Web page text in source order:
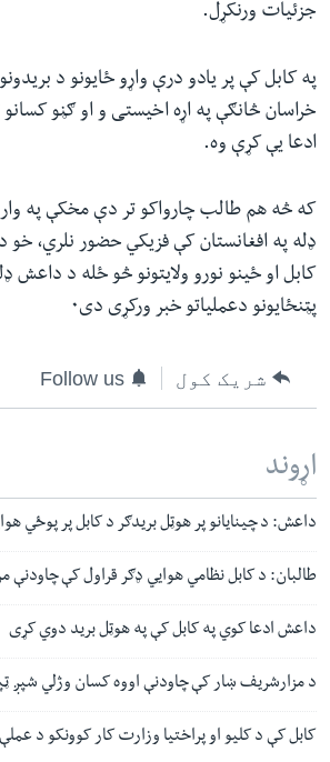
جزئیات ورنکړل.
په کابل کې پر یادو درې واړو ځایونو د
خراسان څانګې په اړه اخیستی و او ګڼو کسانو
ادعا یې کړې وه.
که څه هم طالب چارواکو تر دې مخکې په
ډله په افغانستان کې فزيکي حضور نلري، خو
کابل او ځينو نورو ولايتونو څو ځله د داعش
پټنځايونو دعملياتو خبر ورکړى دى٠
شریک کول Follow us
اړوند
داعش: د چینایانو پر هوټل بریدګر د کابل پر پوځي
طالبان: د کابل نظامي هوايي ډګر قراول کې چاودنې
داعش ادعا کوي په کابل کې په هوټل برید دوي کړی
د مزارشریف ښار کې چاودنې اووه کسان وژلي شپږ
کابل کې د کلیو او پراختیا وزارت کار کوونکو د